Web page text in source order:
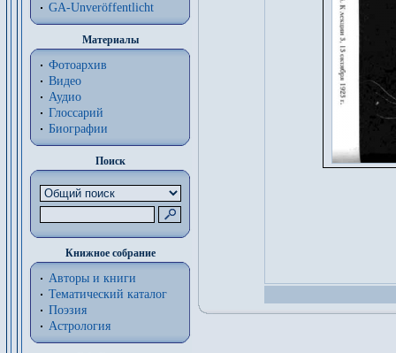
GA-Unveröffentlicht
Материалы
Фотоархив
Видео
Аудио
Глоссарий
Биографии
Поиск
Книжное собрание
Авторы и книги
Тематический каталог
Поэзия
Астрология